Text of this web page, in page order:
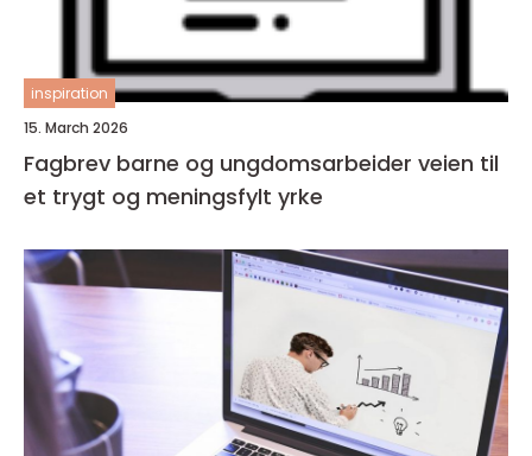
inspiration
15. March 2026
Fagbrev barne og ungdomsarbeider veien til
et trygt og meningsfylt yrke